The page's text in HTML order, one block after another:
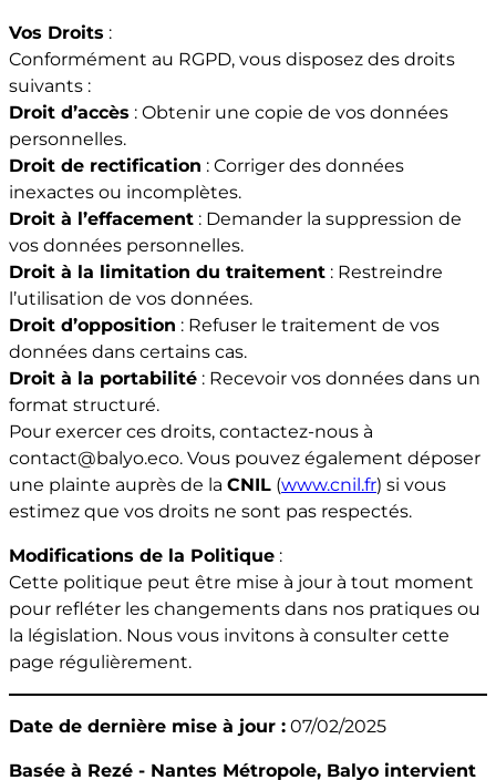
Vos Droits :
Conformément au RGPD, vous disposez des droits
suivants :
Droit d’accès : Obtenir une copie de vos données
personnelles.
Droit de rectification : Corriger des données
inexactes ou incomplètes.
Droit à l’effacement : Demander la suppression de
vos données personnelles.
Droit à la limitation du traitement : Restreindre
l’utilisation de vos données.
Droit d’opposition : Refuser le traitement de vos
données dans certains cas.
Droit à la portabilité : Recevoir vos données dans un
format structuré.
Pour exercer ces droits, contactez-nous à
contact@balyo.eco. Vous pouvez également déposer
une plainte auprès de la CNIL (www.cnil.fr) si vous
estimez que vos droits ne sont pas respectés.
Modifications de la Politique :
Cette politique peut être mise à jour à tout moment
pour refléter les changements dans nos pratiques ou
la législation. Nous vous invitons à consulter cette
page régulièrement.
Date de dernière mise à jour : 07/02/2025
Basée à Rezé - Nantes Métropole, Balyo intervient